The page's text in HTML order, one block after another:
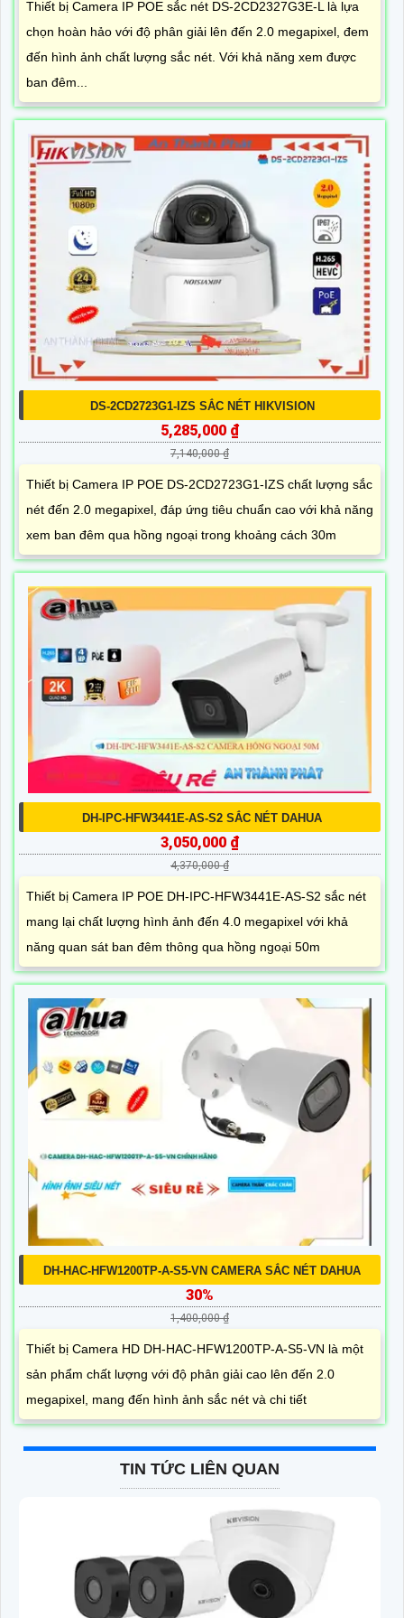
Thiết bị Camera IP POE sắc nét DS-2CD2327G3E-L là lựa
chọn hoàn hảo với độ phân giải lên đến 2.0 megapixel, đem
đến hình ảnh chất lượng sắc nét. Với khả năng xem được
ban đêm...
DS-2CD2723G1-IZS SẮC NÉT HIKVISION
5,285,000 ₫
7,140,000 ₫
Thiết bị Camera IP POE DS-2CD2723G1-IZS chất lượng sắc
nét đến 2.0 megapixel, đáp ứng tiêu chuẩn cao với khả năng
xem ban đêm qua hồng ngoại trong khoảng cách 30m
DH-IPC-HFW3441E-AS-S2 SẮC NÉT DAHUA
3,050,000 ₫
4,370,000 ₫
Thiết bị Camera IP POE DH-IPC-HFW3441E-AS-S2 sắc nét
mang lại chất lượng hình ảnh đến 4.0 megapixel với khả
năng quan sát ban đêm thông qua hồng ngoại 50m
DH-HAC-HFW1200TP-A-S5-VN CAMERA SẮC NÉT DAHUA
30%
1,400,000 ₫
Thiết bị Camera HD DH-HAC-HFW1200TP-A-S5-VN là một
sản phẩm chất lượng với độ phân giải cao lên đến 2.0
megapixel, mang đến hình ảnh sắc nét và chi tiết
TIN TỨC LIÊN QUAN